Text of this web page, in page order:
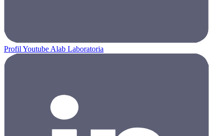
Profil Youtube Alab Laboratoria